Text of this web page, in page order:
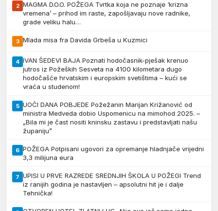
2 MAGMA D.O.O. POŽEGA Tvrtka koja ne poznaje ‘krizna
vremena’ – prihod im raste, zapošljavaju nove radnike,
grade veliku halu…
3 Mlada misa fra Davida Grbeša u Kuzmici
4 IVAN ŠEDEVI BAJA Poznati hodočasnik-pješak krenuo
jutros iz Požeških Sesveta na 4100 kilometara dugo
hodočašće hrvatskim i europskim svetištima – kući se
vraća u studenom!
5 UOČI DANA POBJEDE Požežanin Marijan Križanović od
ministra Medveda dobio Uspomenicu na mimohod 2025. –
„Bila mi je čast nositi kninsku zastavu i predstavljati našu
županiju”
6 POŽEGA Potpisani ugovori za opremanje hladnjače vrijedni
3,3 milijuna eura
7 UPISI U PRVE RAZREDE SREDNJIH ŠKOLA U POŽEGI Trend
iz ranijih godina je nastavljen – apsolutni hit je i dalje
Tehnička!